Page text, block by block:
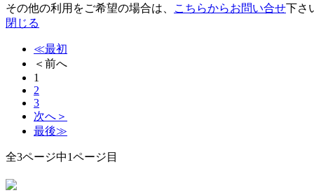
その他の利用をご希望の場合は、
こちらからお問い合せ下さ
閉じる
≪最初
＜前へ
1
2
3
次へ＞
最後≫
全3ページ中1ページ目